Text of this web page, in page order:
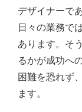
デザイナーで
日々の業務で
あります。そ
るかが成功へ
困難を恐れず
ます。